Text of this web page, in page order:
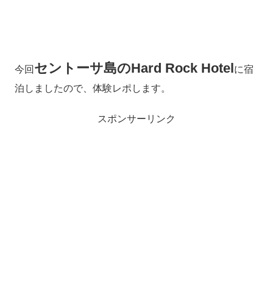
今回 セントーサ島のHard Rock Hotelに宿
泊しましたので、体験レポします。
スポンサーリンク